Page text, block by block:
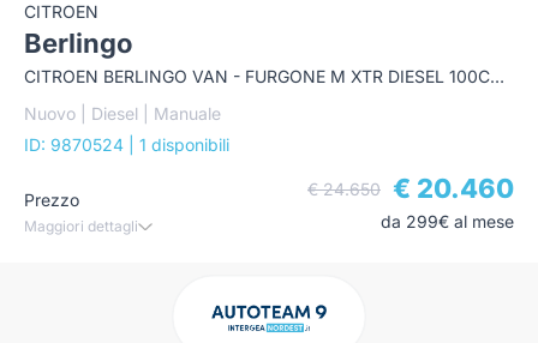
CITROEN
Berlingo
CITROEN BERLINGO VAN - FURGONE M XTR DIESEL 100CV MANUALE
Nuovo | Diesel | Manuale
ID: 9870524
| 1 disponibili
Prezzo
Maggiori dettagli
€ 24.650 € 20.460
da 299€ al mese